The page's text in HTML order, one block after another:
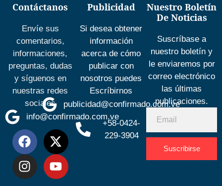
Contáctanos
Envíe sus
comentarios,
informaciones,
preguntas, dudas
y síguenos en
nuestras redes
sociales
info@confirmado.com.ve
Publicidad
Si desea obtener
información
acerca de cómo
publicar con
nosotros puedes
Escríbirnos
publicidad@confirmado.com.ve
+58-0424-
229-3904
Nuestro Boletín
De Noticias
Suscríbase a
nuestro boletín y
le enviaremos por
correo electrónico
las últimas
publicaciones.
Suscribirse